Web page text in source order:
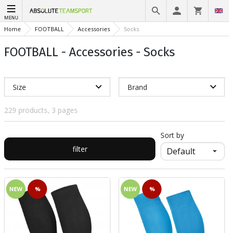
MENU
Home FOOTBALL Accessories Socks
FOOTBALL - Accessories - Socks
Size Brand
229 products, 3 pages
filter
Sort by
NEW % NEW %